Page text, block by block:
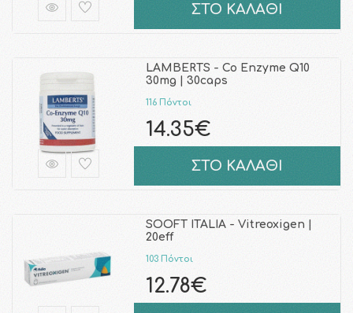
ΣΤΟ ΚΑΛΑΘΙ
LAMBERTS - Co Enzyme Q10
30mg | 30caps
116 Πόντοι
14.35€
ΣΤΟ ΚΑΛΑΘΙ
SOOFT ITALIA - Vitreoxigen |
20eff
103 Πόντοι
12.78€